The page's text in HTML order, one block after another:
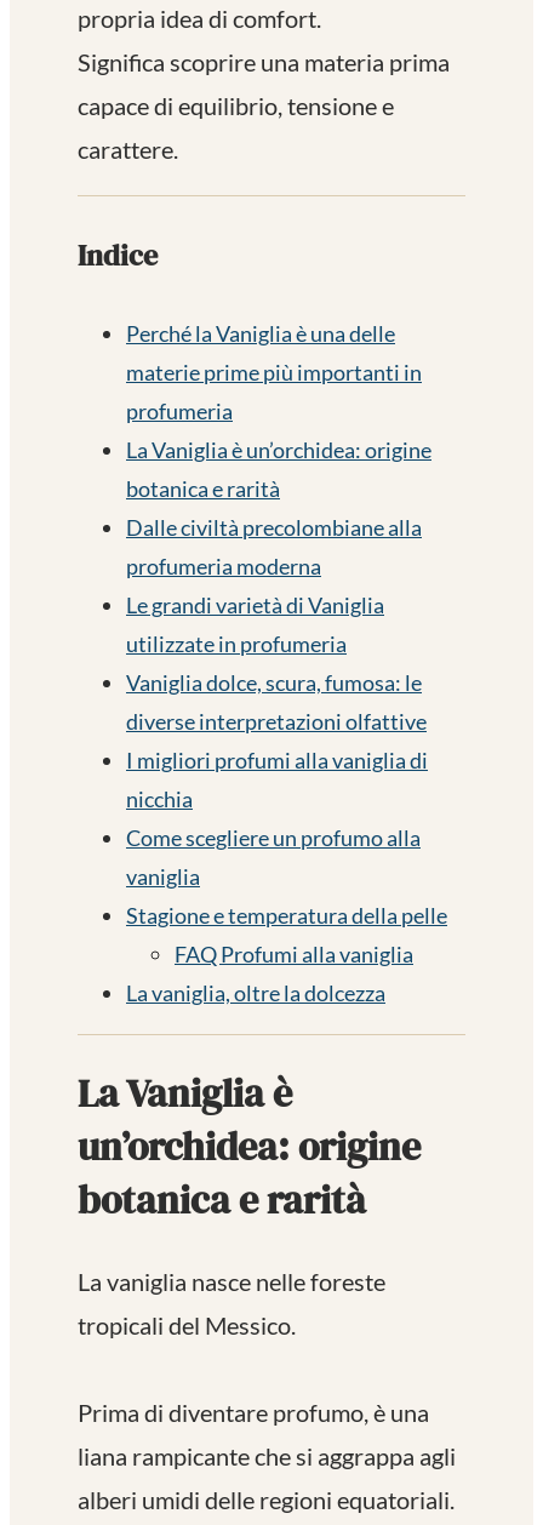
propria idea di comfort.
Significa scoprire una materia prima
capace di equilibrio, tensione e
carattere.
Indice
Perché la Vaniglia è una delle
materie prime più importanti in
profumeria
La Vaniglia è un’orchidea: origine
botanica e rarità
Dalle civiltà precolombiane alla
profumeria moderna
Le grandi varietà di Vaniglia
utilizzate in profumeria
Vaniglia dolce, scura, fumosa: le
diverse interpretazioni olfattive
I migliori profumi alla vaniglia di
nicchia
Come scegliere un profumo alla
vaniglia
Stagione e temperatura della pelle
FAQ Profumi alla vaniglia
La vaniglia, oltre la dolcezza
La Vaniglia è
un’orchidea: origine
botanica e rarità
La vaniglia nasce nelle foreste
tropicali del Messico.
Prima di diventare profumo, è una
liana rampicante che si aggrappa agli
alberi umidi delle regioni equatoriali.